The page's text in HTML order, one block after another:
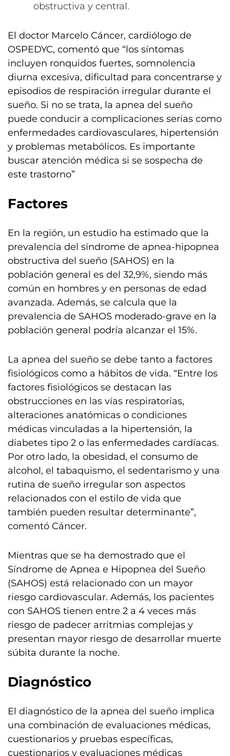
obstructiva y central.
El doctor Marcelo Cáncer, cardiólogo de
OSPEDYC, comentó que “los síntomas
incluyen ronquidos fuertes, somnolencia
diurna excesiva, dificultad para concentrarse y
episodios de respiración irregular durante el
sueño. Si no se trata, la apnea del sueño
puede conducir a complicaciones serias como
enfermedades cardiovasculares, hipertensión
y problemas metabólicos. Es importante
buscar atención médica si se sospecha de
este trastorno”
Factores
En la región, un estudio ha estimado que la
prevalencia del síndrome de apnea-hipopnea
obstructiva del sueño (SAHOS) en la
población general es del 32,9%, siendo más
común en hombres y en personas de edad
avanzada. Además, se calcula que la
prevalencia de SAHOS moderado-grave en la
población general podría alcanzar el 15%.
La apnea del sueño se debe tanto a factores
fisiológicos como a hábitos de vida. “Entre los
factores fisiológicos se destacan las
obstrucciones en las vías respiratorias,
alteraciones anatómicas o condiciones
médicas vinculadas a la hipertensión, la
diabetes tipo 2 o las enfermedades cardíacas.
Por otro lado, la obesidad, el consumo de
alcohol, el tabaquismo, el sedentarismo y una
rutina de sueño irregular son aspectos
relacionados con el estilo de vida que
también pueden resultar determinante”,
comentó Cáncer.
Mientras que se ha demostrado que el
Síndrome de Apnea e Hipopnea del Sueño
(SAHOS) está relacionado con un mayor
riesgo cardiovascular. Además, los pacientes
con SAHOS tienen entre 2 a 4 veces más
riesgo de padecer arritmias complejas y
presentan mayor riesgo de desarrollar muerte
súbita durante la noche.
Diagnóstico
El diagnóstico de la apnea del sueño implica
una combinación de evaluaciones médicas,
cuestionarios y pruebas específicas,
cuestionarios y evaluaciones médicas